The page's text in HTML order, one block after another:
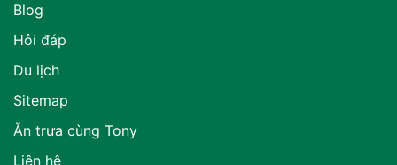
Blog
Hỏi đáp
Du lịch
Sitemap
Ăn trưa cùng Tony
Liên hệ